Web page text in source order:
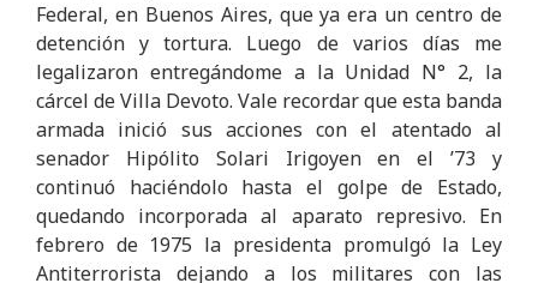
Federal, en Buenos Aires, que ya era un centro de
detención y tortura. Luego de varios días me
legalizaron entregándome a la Unidad N° 2, la
cárcel de Villa Devoto. Vale recordar que esta banda
armada inició sus acciones con el atentado al
senador Hipólito Solari Irigoyen en el ’73 y
continuó haciéndolo hasta el golpe de Estado,
quedando incorporada al aparato represivo. En
febrero de 1975 la presidenta promulgó la Ley
Antiterrorista dejando a los militares con las